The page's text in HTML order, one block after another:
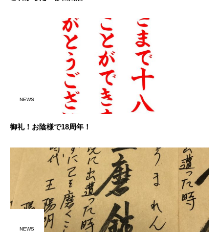
NEWS
御礼！お陰様で18周年！
NEWS